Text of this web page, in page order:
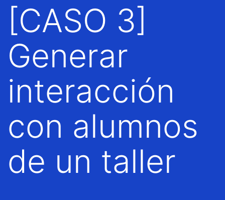
[CASO 3]
Generar
interacción
con alumnos
de un taller